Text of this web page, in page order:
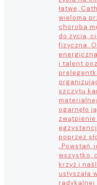
łatwe,
wieloma
choroba
do życia,
fizyczna.
i talent
szczytu
ogarnęło
poprzez
„Powstań,
wszystko,
krzyż i
usłyszała
radykalnej